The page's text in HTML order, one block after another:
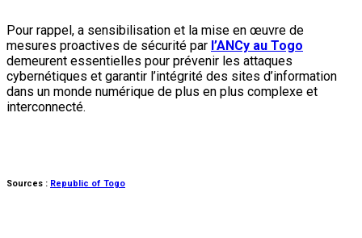
Pour rappel, a sensibilisation et la mise en œuvre de
mesures proactives de sécurité par l’ANCy au Togo
demeurent essentielles pour prévenir les attaques
cybernétiques et garantir l’intégrité des sites d’information
dans un monde numérique de plus en plus complexe et
interconnecté.
Sources : Republic of Togo